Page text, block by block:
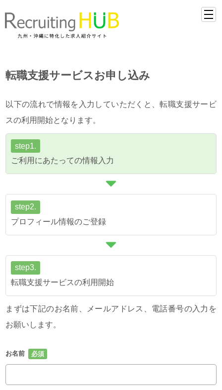
転職支援サービスお申し込み
以下の流れで情報を入力していただくと、転職支援サービ
スの利用開始となります。
step1.
ご利用にあたっての情報入力
step2.
プロフィール情報のご登録
step3.
転職支援サービスの利用開始
まずは下記のお名前、メールアドレス、電話番号の入力を
お願いします。
お名前